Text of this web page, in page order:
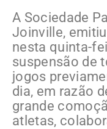
A Sociedade
Joinville,
nesta quinta-
suspensão de
jogos
dia, em razão
grande
atletas,